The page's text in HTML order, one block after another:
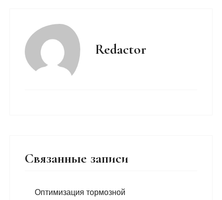
Redactor
Связанные записи
Оптимизация тормозной